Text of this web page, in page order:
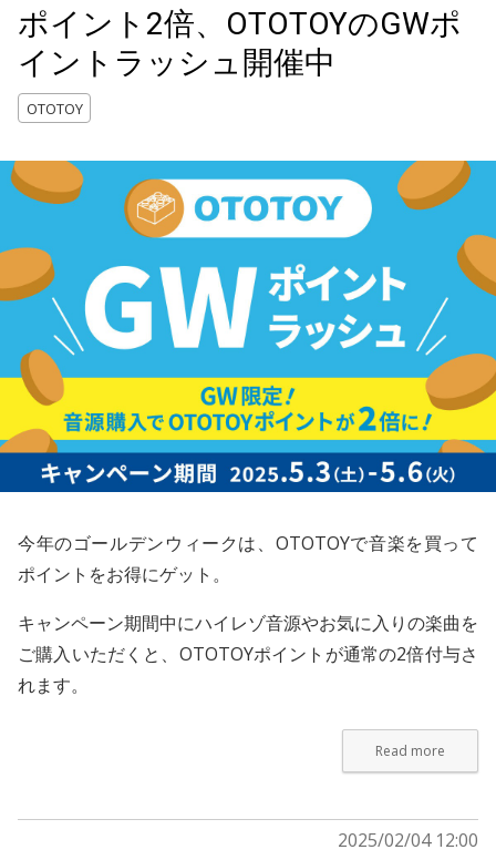
ポイント2倍、OTOTOYのGWポ
イントラッシュ開催中
OTOTOY
今年のゴールデンウィークは、OTOTOYで音楽を買って
ポイントをお得にゲット。
キャンペーン期間中にハイレゾ音源やお気に入りの楽曲を
ご購入いただくと、OTOTOYポイントが通常の2倍付与さ
れます。
Read more
2025/02/04 12:00